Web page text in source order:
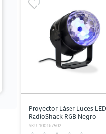
Proyector Láser Luces LED
RadioShack RGB Negro
SKU: 100167502